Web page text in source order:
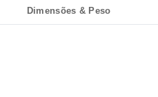
Dimensões & Peso